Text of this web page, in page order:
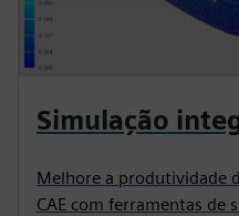
Simulação
Melhore a produtividade
CAE com ferramentas de